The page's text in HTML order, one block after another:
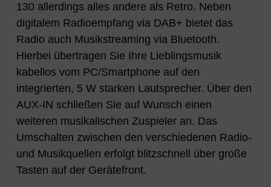
130 allerdings alles andere als Retro. Neben
digitalem Radioempfang via DAB+ bietet das
Radio auch Musikstreaming via Bluetooth.
Hierbei übertragen Sie Ihre Lieblingsmusik
kabellos vom PC/Smartphone auf den
integrierten, 5 W starken Lautsprecher. Über den
AUX-IN schließen Sie auf Wunsch einen
weiteren musikalischen Zuspieler an. Das
Umschalten zwischen den verschiedenen Radio-
und Musikquellen erfolgt blitzschnell über große
Tasten auf der Gerätefront.